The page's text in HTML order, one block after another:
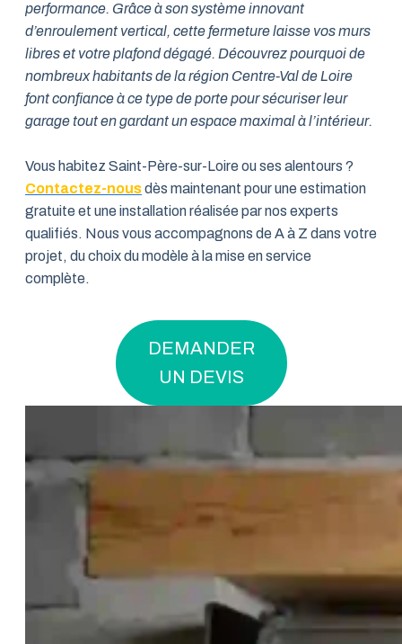
performance. Grâce à son système innovant
d’enroulement vertical, cette fermeture laisse vos murs
libres et votre plafond dégagé. Découvrez pourquoi de
nombreux habitants de la région Centre-Val de Loire
font confiance à ce type de porte pour sécuriser leur
garage tout en gardant un espace maximal à l’intérieur.
Vous habitez Saint-Père-sur-Loire ou ses alentours ?
Contactez-nousdès maintenant pour une estimation
gratuite et une installation réalisée par nos experts
qualifiés. Nous vous accompagnons de A à Z dans votre
projet, du choix du modèle à la mise en service
complète.
DEMANDER
UN DEVIS